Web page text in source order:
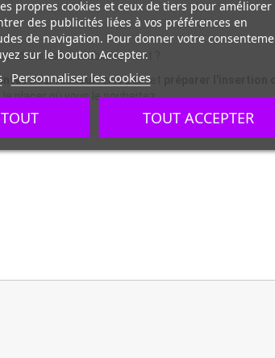
dans votre établissement ?
pour réchauffer le pain et préparer l'insertion
placer où vous le souhaitez.
propres cookies et ceux de tiers pour améliorer
des publicités liées à vos préférences en
de navigation. Pour donner votre
sur le bouton Accepter.
Personnaliser les cookies
TOUT TOUT ACCEPTER